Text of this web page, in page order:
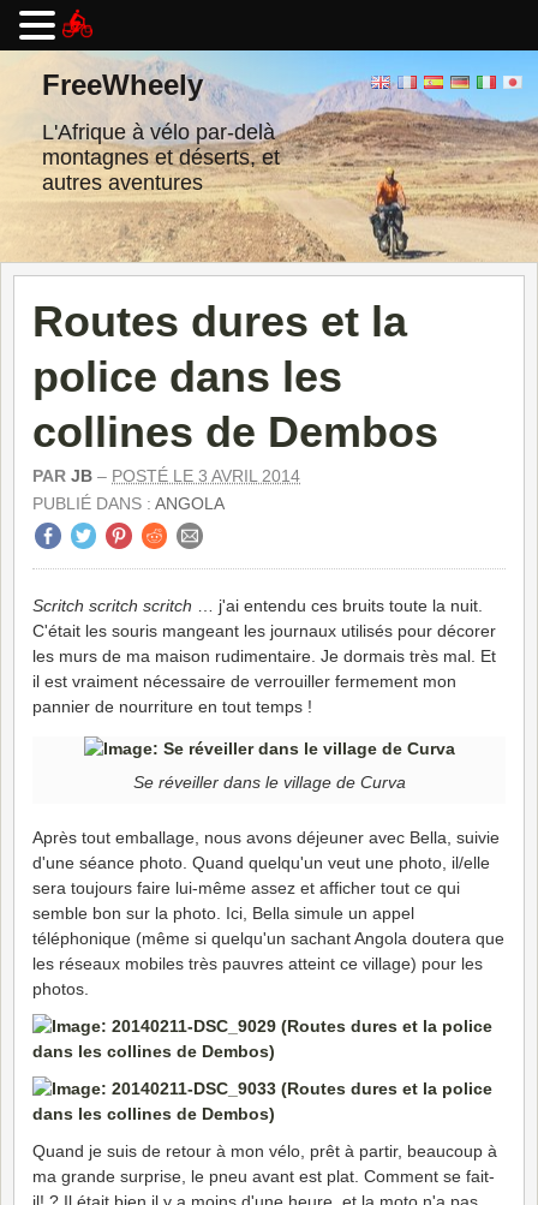
contenuFreeWheely
L'Afrique à vélo par-delà
montagnes et déserts, et
autres aventures
Routes dures et la
police dans les
collines de Dembos
PAR JB – POSTÉ LE 3 AVRIL 2014
PUBLIÉ DANS : ANGOLA
Scritch scritch scritch … j'ai entendu ces bruits toute la nuit.
C'était les souris mangeant les journaux utilisés pour décorer
les murs de ma maison rudimentaire. Je dormais très mal. Et
il est vraiment nécessaire de verrouiller fermement mon
pannier de nourriture en tout temps !
Se réveiller dans le village de Curva
Après tout emballage, nous avons déjeuner avec Bella, suivie
d'une séance photo. Quand quelqu'un veut une photo, il/elle
sera toujours faire lui-même assez et afficher tout ce qui
semble bon sur la photo. Ici, Bella simule un appel
téléphonique (même si quelqu'un sachant Angola doutera que
les réseaux mobiles très pauvres atteint ce village) pour les
photos.
Quand je suis de retour à mon vélo, prêt à partir, beaucoup à
ma grande surprise, le pneu avant est plat. Comment se fait-
il! ? Il était bien il y a moins d'une heure, et la moto n'a pas